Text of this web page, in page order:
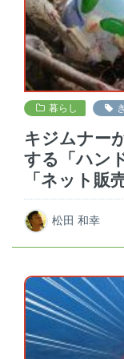
暮らし
キジムナー
する「ハン
「ネット販
松田 和幸